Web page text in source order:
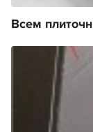
Всем